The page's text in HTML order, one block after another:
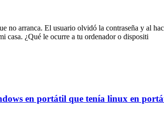
no arranca. El usuario olvidó la contraseña y al
casa. ¿Qué le ocurre a tu ordenador o dispositi
en portátil que tenía linux en